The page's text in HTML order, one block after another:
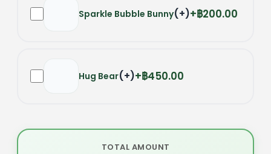
Sparkle Bubble Bunny(+) ฿200.00
Hug Bear(+) ฿450.00
TOTAL AMOUNT